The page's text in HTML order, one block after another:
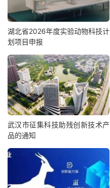
湖北省2026年度实验动物科技计
划项目申报
武汉市征集科技助残创新技术产
品的通知